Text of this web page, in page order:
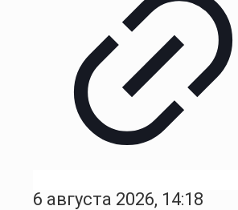
6 августа 2026, 14:18